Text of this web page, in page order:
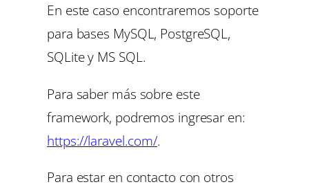
En este caso encontraremos soporte
para bases MySQL, PostgreSQL,
SQLite y MS SQL.
Para saber más sobre este
framework, podremos ingresar en:
https://laravel.com/.
Para estar en contacto con otros